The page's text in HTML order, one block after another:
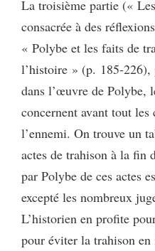
La troisième partie («
consacrée à des
« Polybe et les faits de
l’histoire » (p. 185-226),
dans l’œuvre de Polybe,
concernent avant tout les
l’ennemi. On trouve un
actes de trahison à la fin
par Polybe de ces actes
excepté les nombreux
L’historien en profite
pour éviter la trahison